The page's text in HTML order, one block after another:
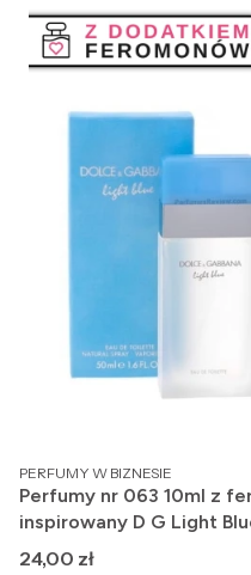
PRODUCENT
PERFUMY W BIZNESIE
Perfumy nr 063 10ml z
inspirowany D G Light
Cena
24,00 zł